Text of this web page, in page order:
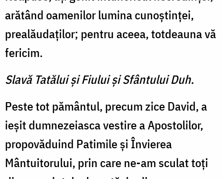
arătând oamenilor lumina cunoştinţei,
prealăudaţilor; pentru aceea, totdeauna vă
fericim.
Slavă Tatălui şi Fiului şi Sfântului Duh.
Peste tot pământul, precum zice David, a
ieşit dumnezeiasca vestire a Apostolilor,
propovăduind Patimile şi Învierea
Mântuitorului, prin care ne-am sculat toţi